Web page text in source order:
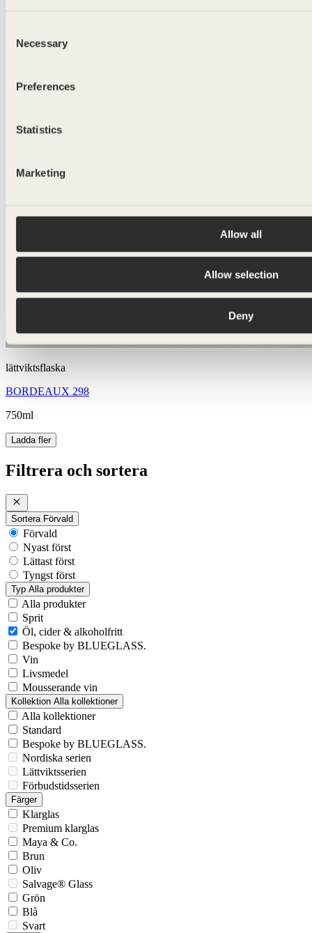
Selection
Necessary
Preferences
Statistics
Marketing
Allow all
Allow selection
Deny
lättviktsflaska
BORDEAUX 298
750ml
Ladda fler
Filtrera och sortera
Sortera Förvald
Förvald
Nyast först
Lättast först
Tyngst först
Typ Alla produkter
Alla produkter
Sprit
Öl, cider & alkoholfritt
Bespoke by BLUEGLASS.
Vin
Livsmedel
Mousserande vin
Kollektion Alla kollektioner
Alla kollektioner
Standard
Bespoke by BLUEGLASS.
Nordiska serien
Lättviktsserien
Förbudstidsserien
Färger
Klarglas
Premium klarglas
Maya & Co.
Brun
Oliv
Salvage® Glass
Grön
Blå
Svart